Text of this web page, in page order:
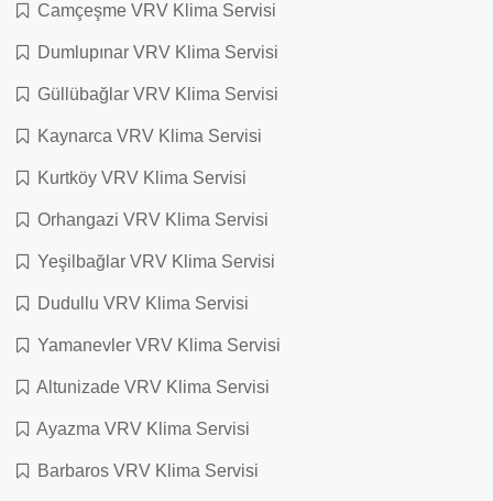
Camçeşme VRV Klima Servisi
Dumlupınar VRV Klima Servisi
Güllübağlar VRV Klima Servisi
Kaynarca VRV Klima Servisi
Kurtköy VRV Klima Servisi
Orhangazi VRV Klima Servisi
Yeşilbağlar VRV Klima Servisi
Dudullu VRV Klima Servisi
Yamanevler VRV Klima Servisi
Altunizade VRV Klima Servisi
Ayazma VRV Klima Servisi
Barbaros VRV Klima Servisi